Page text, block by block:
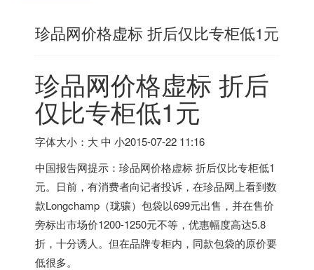
珍品网价格虚标 折后仅比专柜低1元
珍品网价格虚标 折后
仅比专柜低1元
字体大小：大 中 小2015-07-22 11:16
中国报告网提示：珍品网价格虚标 折后仅比专柜低1
元。日前，有消费者向记者投诉，在珍品网上看到数
款Longchamp（珑骧）包袋以699元出售，并在售价
旁标出市场价1200-1250元不等，优惠幅度高达5.8
折，十分诱人。但在品牌专柜内，同款包袋的原价要
低很多。